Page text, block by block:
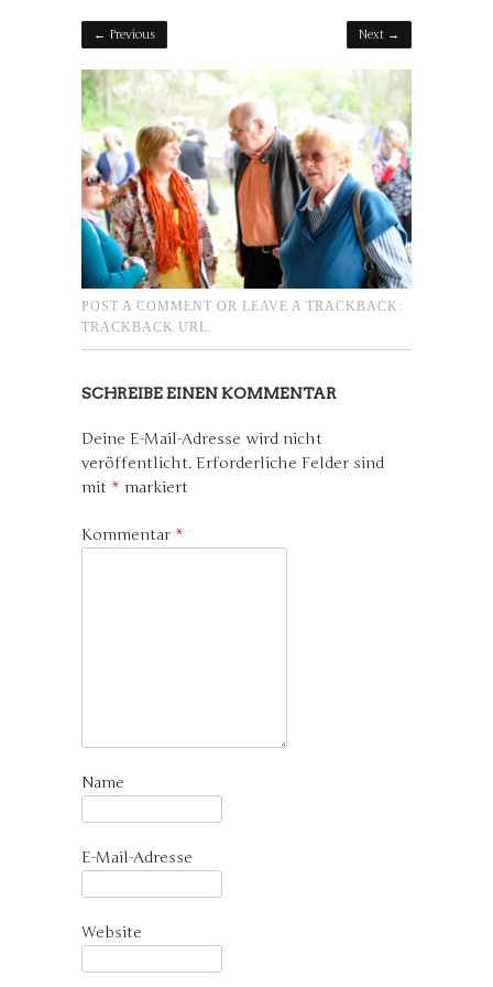
← Previous Next →
POST A COMMENT OR LEAVE A TRACKBACK:
TRACKBACK URL.
SCHREIBE EINEN KOMMENTAR
Deine E-Mail-Adresse wird nicht
veröffentlicht. Erforderliche Felder sind
mit * markiert
Kommentar *
Name
E-Mail-Adresse
Website